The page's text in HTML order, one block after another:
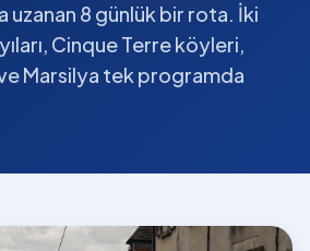
uzanan 8 günlük bir rota. İki
Cinque Terre köyleri,
Marsilya tek programda